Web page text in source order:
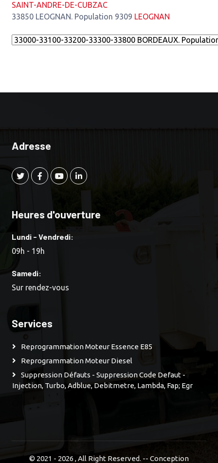
SAINT-ANDRE-DE-CUBZAC
33850 LEOGNAN. Population 9309 LEOGNAN
Adresse
Heures d'ouverture
Lundi - Vendredi:
09h - 19h
Samedi:
Sur rendez-vous
Services
Reprogrammation Moteur Essence E85
Reprogrammation Moteur Diesel
Suppression Défauts - Suppression Code Defaut -
Injection, Turbo, Adblue, Debitmetre, Lambda, Fap; Egr
© 2021 - 2026 , All Right Reserved. -- Conception